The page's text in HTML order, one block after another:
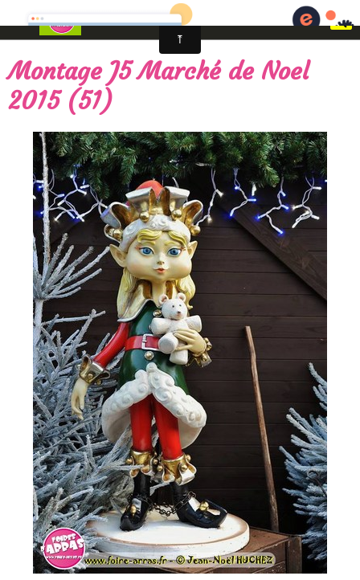
Fêtes foraines d'Arras - Artois en fêtes
Montage J5 Marché de Noel
2015 (51)